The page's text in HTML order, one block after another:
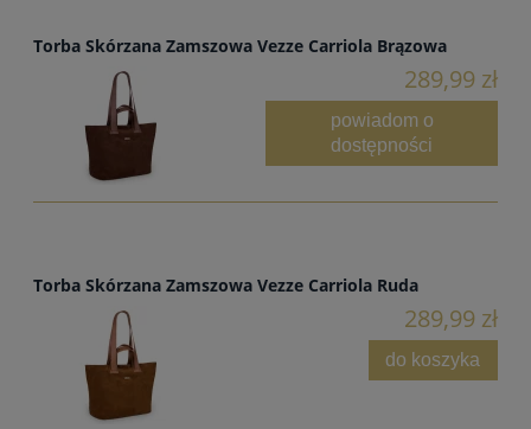
Torba Skórzana Zamszowa Vezze Carriola Brązowa
289,99 zł
powiadom o
dostępności
Torba Skórzana Zamszowa Vezze Carriola Ruda
289,99 zł
do koszyka